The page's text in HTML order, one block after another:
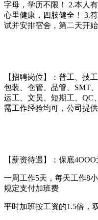
字母，学历不限！ 2.本人
心里健康，四肢健全！ 3.
试并安排宿舍，第二天开始
【招聘岗位】：普工、技
包装、仓管、品管、SMT
运工、文员、短期工、QC
需工作经验均可，公司提
【薪资待遇】：保底
一周工作5天，每天工作8
规定支付加班费
平时加班按工资的1.5倍，